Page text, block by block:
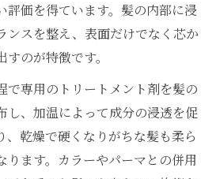
評価を得ています。髪の内部に浸
ンスを整え、表面だけでなく芯か
のが特徴です。
で専用のトリートメント剤を髪の
し、加温によって成分の浸透を促
、乾燥で硬くなりがちな髪も柔ら
ります。カラーやパーマとの併用